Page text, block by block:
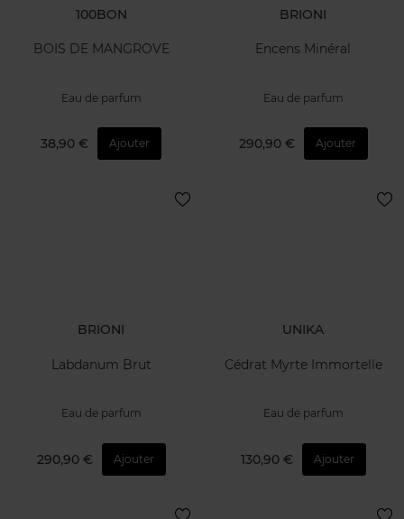
100BON
BOIS DE MANGROVE
Eau de parfum
38,90 € Ajouter
BRIONI
Encens Minéral
Eau de parfum
290,90 € Ajouter
BRIONI
Labdanum Brut
Eau de parfum
290,90 € Ajouter
UNIKA
Cédrat Myrte Immortelle
Eau de parfum
130,90 € Ajouter